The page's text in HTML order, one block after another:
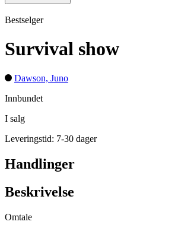
Bestselger
Survival show
Dawson, Juno
Innbundet
I salg
Leveringstid: 7-30 dager
Handlinger
Beskrivelse
Omtale